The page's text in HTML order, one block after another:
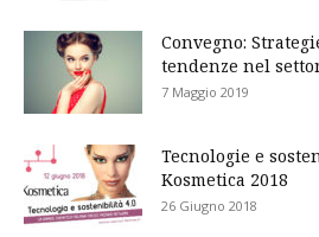
Convegno:
tendenze nel
7 Maggio 2019
Tecnologie e
Kosmetica 2018
26 Giugno 2018